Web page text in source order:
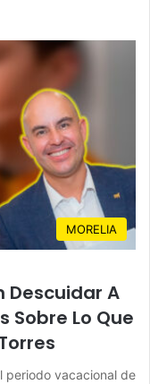
MORELIA
Descuidar A
Sobre Lo Que
periodo vacacional de